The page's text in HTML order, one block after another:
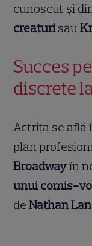
cunoscut și
creaturisau
Succes
discrete
Actrița se află
plan
Broadwayîn
unui comis-
deNathan